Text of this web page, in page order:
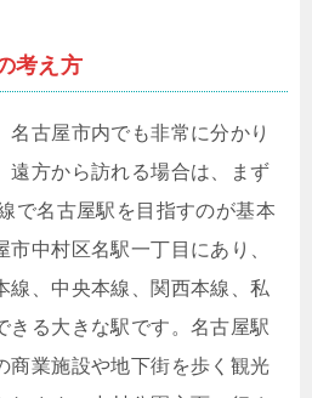
考え方
名古屋市内でも非常に分かり
遠方から訪れる場合は、まず
で名古屋駅を目指すのが基本
中村区名駅一丁目にあり、
線、中央本線、関西本線、私
きる大きな駅です。名古屋駅
商業施設や地下街を歩く観光